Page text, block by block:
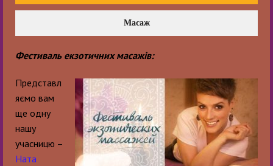
Масаж
Фестиваль екзотичних масажів:
Представл
яємо вам
ще одну
нашу
учасницю –
Ната